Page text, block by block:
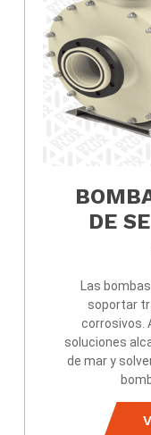
DE
Las
soportar
corrosivos.
soluciones
de mar y